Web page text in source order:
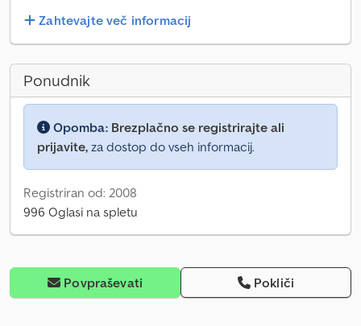
Zahtevajte več informacij
Ponudnik
Opomba: Brezplačno se registrirajte ali
prijavite, za dostop do vseh informacij.
Registriran od: 2008
996 Oglasi na spletu
Povpraševati Pokliči